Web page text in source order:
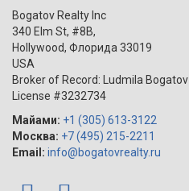
Bogatov Realty Inc
340 Elm St, #8B,
Hollywood, Флорида 33019
USA
Broker of Record: Ludmila Bogatov
License #3232734
Майами: +1 (305) 613-3122
Москва: +7 (495) 215-2211
Email: info@bogatovrealty.ru